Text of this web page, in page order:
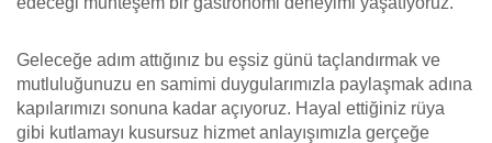
Geleceğe adım attığınız bu eşsiz günü taçlandırmak ve
mutluluğunuzu en samimi duygularımızla paylaşmak adına
kapılarımızı sonuna kadar açıyoruz. Hayal ettiğiniz rüya
gibi kutlamayı kusursuz hizmet anlayışımızla gerçeğe